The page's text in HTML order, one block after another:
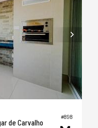
#898
de Carvalho